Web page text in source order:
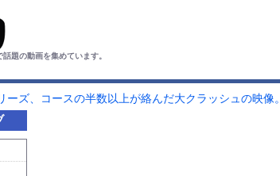
題の動画を集めています。
ーズ、コースの半数以上が絡んだ大クラッシュの映像。